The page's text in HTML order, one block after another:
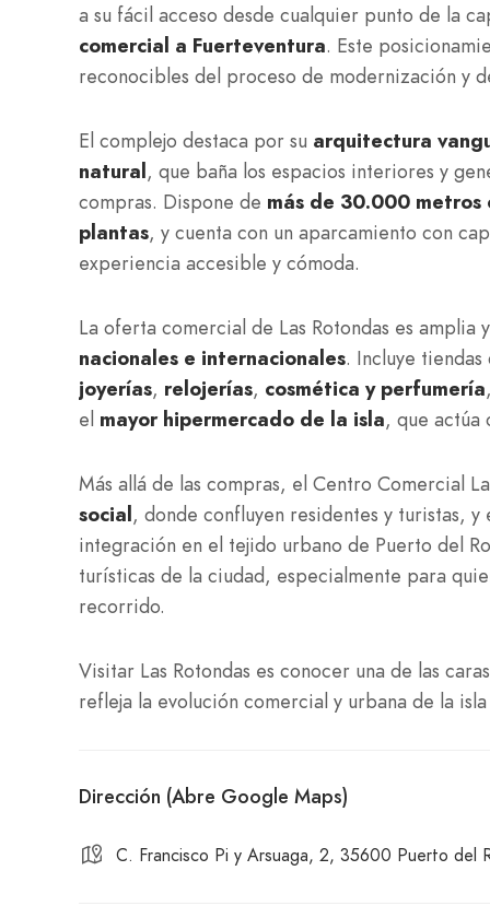
a su fácil acceso desde cualquier punto de la
comercial a Fuerteventura. Este
reconocibles del proceso de modernización y
El complejo destaca por su arquitectura
natural, que baña los espacios interiores y
compras. Dispone de más de 30.000
plantas, y cuenta con un aparcamiento con
experiencia accesible y cómoda.
La oferta comercial de Las Rotondas es amplia
nacionales e internacionales. Incluye tiendas
joyerías, relojerías, cosmética y perfumería
el mayor hipermercado de la isla, que actúa
Más allá de las compras, el Centro Comercial
social, donde confluyen residentes y turistas,
integración en el tejido urbano de Puerto del
turísticas de la ciudad, especialmente para
recorrido.
Visitar Las Rotondas es conocer una de las
refleja la evolución comercial y urbana de la
Dirección (Abre Google Maps)
C. Francisco Pi y Arsuaga, 2, 35600 Puerto del